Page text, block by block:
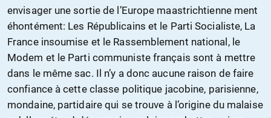
envisager une sortie de l’Europe maastrichtienne ment
éhontément: Les Républicains et le Parti Socialiste, La
France insoumise et le Rassemblement national, le
Modem et le Parti communiste français sont à mettre
dans le même sac. Il n’y a donc aucune raison de faire
confiance à cette classe politique jacobine, parisienne,
mondaine, partidaire qui se trouve à l’origine du malaise